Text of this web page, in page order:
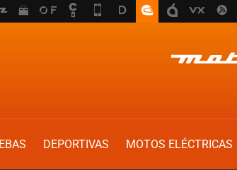
DEPORTIVAS MOTOS ELÉCTRICAS